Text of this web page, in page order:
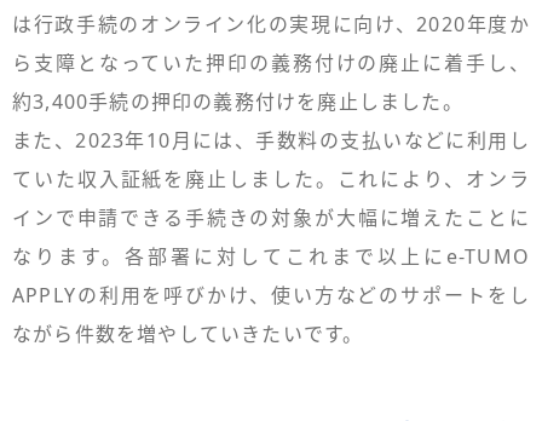
は行政手続のオンライン化の実現に向け、2020年度か
ら支障となっていた押印の義務付けの廃止に着手し、
約3,400手続の押印の義務付けを廃止しました。
また、2023年10月には、手数料の支払いなどに利用し
ていた収入証紙を廃止しました。これにより、オンラ
インで申請できる手続きの対象が大幅に増えたことに
なります。各部署に対してこれまで以上にe-TUMO
APPLYの利用を呼びかけ、使い方などのサポートをし
ながら件数を増やしていきたいです。